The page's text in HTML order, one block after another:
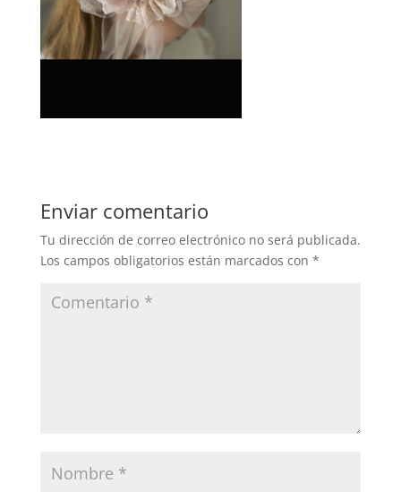
Enviar comentario
Tu dirección de correo electrónico no será publicada.
Los campos obligatorios están marcados con *